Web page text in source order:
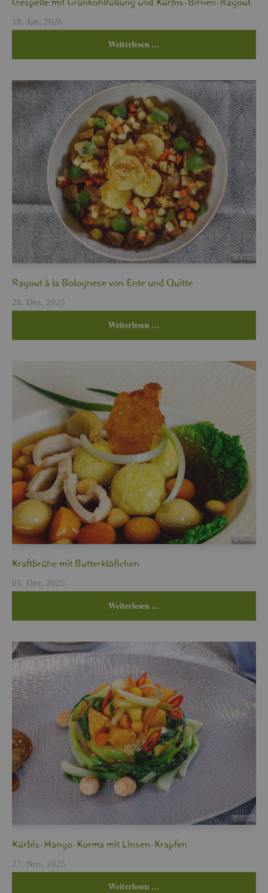
Cres­pel­le mit Grün­kohl­fül­lung und Kür­bis-Bir­nen-Ra­gout
18. Jan, 2026
Wei­ter­le­sen …
Ra­gout à la Bo­lo­gne­se von Ente und Quit­te
28. Dez, 2025
Wei­ter­le­sen …
Kraft­brü­he mit But­ter­klö­ßchen
05. Dez, 2025
Wei­ter­le­sen …
Kür­bis-Mango-Korma mit Lin­sen-Krap­fen
27. Nov, 2025
Wei­ter­le­sen …